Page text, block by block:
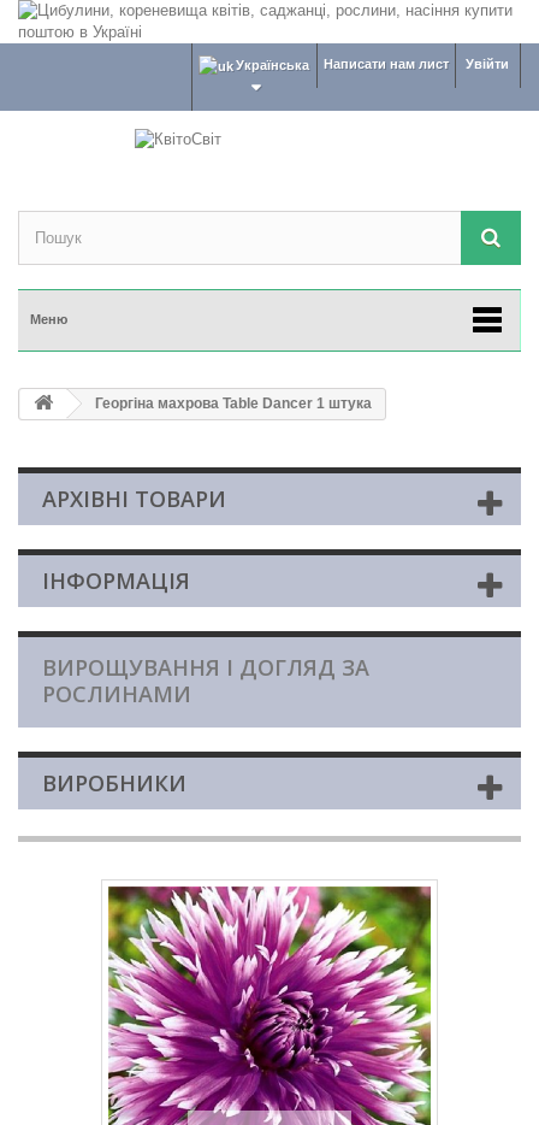
Увійти
Написати нам лист
Українська
Меню
Георгіна махрова Table Dancer 1 штука
АРХІВНІ ТОВАРИ
ІНФОРМАЦІЯ
ВИРОЩУВАННЯ І ДОГЛЯД ЗА
РОСЛИНАМИ
ВИРОБНИКИ